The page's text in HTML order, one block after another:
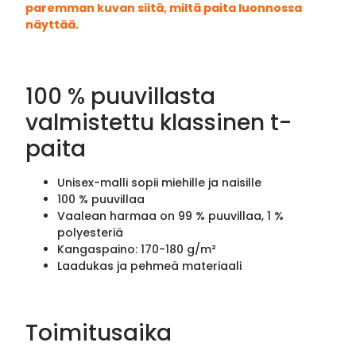
paremman kuvan siitä, miltä paita luonnossa
näyttää.
100 % puuvillasta
valmistettu klassinen t-
paita
Unisex-malli sopii miehille ja naisille
100 % puuvillaa
Vaalean harmaa on 99 % puuvillaa, 1 %
polyesteriä
Kangaspaino: 170-180 g/m²
Laadukas ja pehmeä materiaali
Toimitusaika